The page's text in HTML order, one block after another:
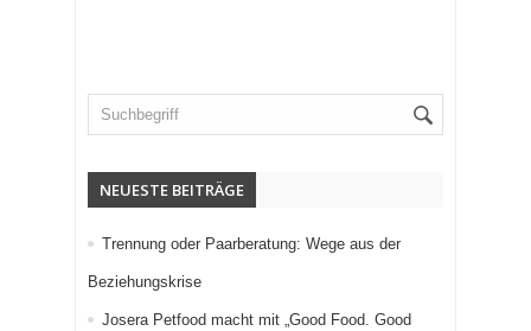
NEUESTE BEITRÄGE
Trennung oder Paarberatung: Wege aus der
Beziehungskrise
Josera Petfood macht mit „Good Food. Good